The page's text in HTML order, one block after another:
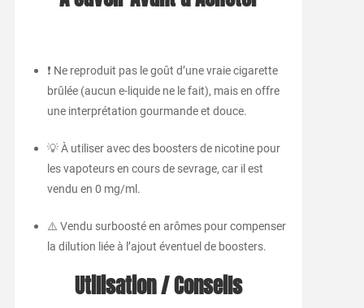
❗ Ne reproduit pas le goût d’une vraie cigarette
brûlée (aucun e-liquide ne le fait), mais en offre
une interprétation gourmande et douce.
💡 À utiliser avec des boosters de nicotine pour
les vapoteurs en cours de sevrage, car il est
vendu en 0 mg/ml.
⚠️ Vendu surboosté en arômes pour compenser
la dilution liée à l’ajout éventuel de boosters.
Utilisation / Conseils